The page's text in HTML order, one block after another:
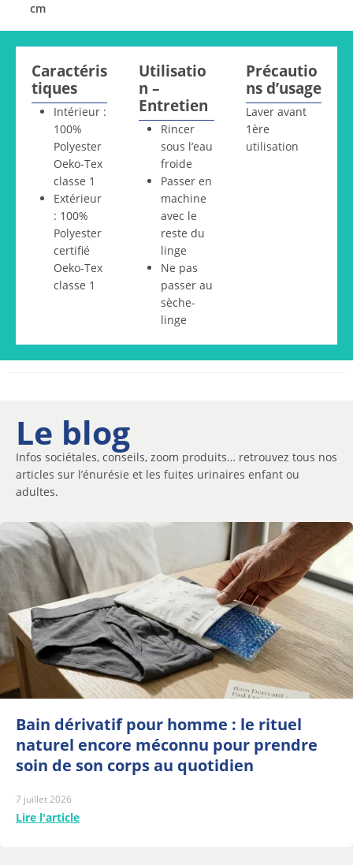
cm
Caractéris
tiques
Intérieur :
100%
Polyester
Oeko-Tex
classe 1
Extérieur
: 100%
Polyester
certifié
Oeko-Tex
classe 1
Utilisatio
n –
Entretien
Rincer
sous l’eau
froide
Passer en
machine
avec le
reste du
linge
Ne pas
passer au
sèche-
linge
Précautio
ns d’usage
Laver avant
1ère
utilisation
Le blog
Infos sociétales, conseils, zoom produits… retrouvez tous nos
articles sur l’énurésie et les fuites urinaires enfant ou
adultes.
Bain dérivatif pour homme : le rituel
naturel encore méconnu pour prendre
soin de son corps au quotidien
7 juillet 2026
Lire l'article